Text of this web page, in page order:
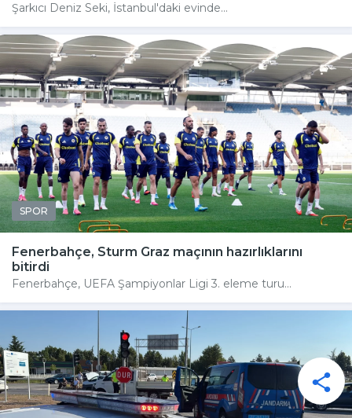
Şarkıcı Deniz Seki, İstanbul'daki evinde...
SPOR
Fenerbahçe, Sturm Graz maçının hazırlıklarını
bitirdi
Fenerbahçe, UEFA Şampiyonlar Ligi 3. eleme turu...